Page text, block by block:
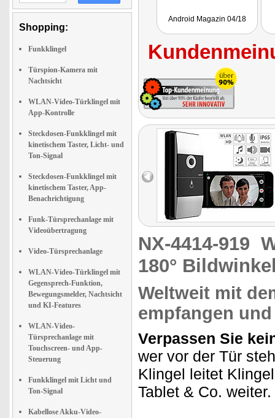
Shopping:
Funkklingel
Türspion-Kamera mit
Nachtsicht
WLAN-Video-Türklingel mit
App-Kontrolle
Steckdosen-Funkklingel mit
kinetischem Taster, Licht- und
Ton-Signal
Steckdosen-Funkklingel mit
kinetischem Taster, App-
Benachrichtigung
Funk-Türsprechanlage mit
Videoübertragung
Video-Türsprechanlage
WLAN-Video-Türklingel mit
Gegensprech-Funktion,
Bewegungsmelder, Nachtsicht
und KI-Features
WLAN-Video-
Türsprechanlage mit
Touchscreen- und App-
Steuerung
Funkklingel mit Licht und
Ton-Signal
Kabellose Akku-Video-
Android Magazin 04/18
NX-4414-919
180°
Weltweit mit
empfangen
Verpassen Sie
wer vor der Tür
Klingel leitet
Tablet & Co. weiter.